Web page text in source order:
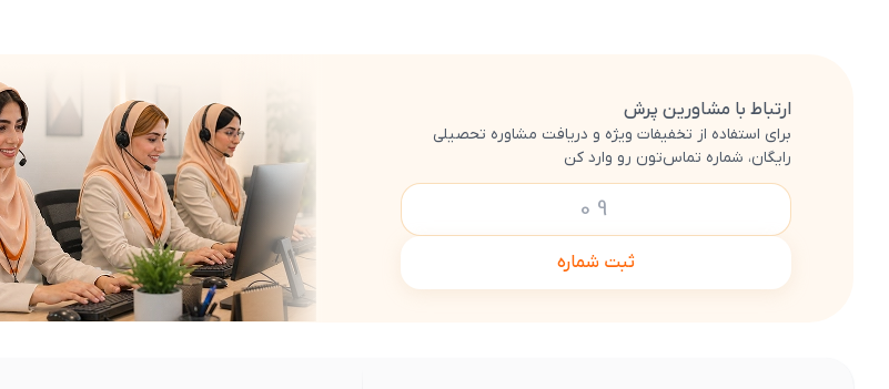
ارتباط با مشاورین پرش
برای استفاده از تخفیفات ویژه و دریافت مشاوره تحصیلی
رایگان، شماره تماس‌تون رو وارد کن
ثبت شماره